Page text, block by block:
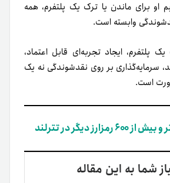
او برای ماندن یا ترک یک پلتفرم، همه
وابسته است.
پلتفرم، ایجاد تجربه‌ای قابل اعتماد،
سرمایه‌گذاری بر روی نقدشوندگی نه یک
است.
دیگر در تترلند
شما به این مقاله